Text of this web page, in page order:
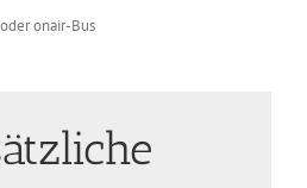
onair-Bus